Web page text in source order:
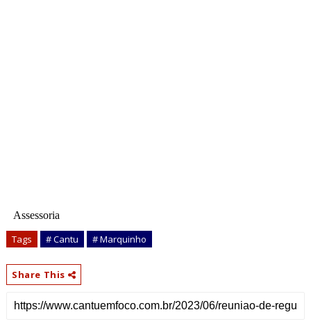
Assessoria
Tags # Cantu # Marquinho
Share This